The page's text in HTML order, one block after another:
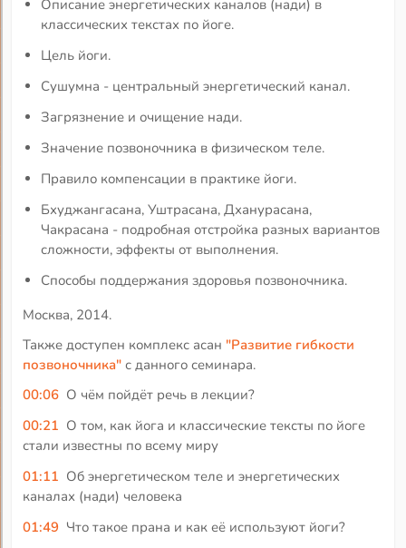
Описание энергетических каналов (нади) в
классических текстах по йоге.
Цель йоги.
Сушумна - центральный энергетический канал.
Загрязнение и очищение нади.
Значение позвоночника в физическом теле.
Правило компенсации в практике йоги.
Бхуджангасана, Уштрасана, Дханурасана,
Чакрасана - подробная отстройка разных вариантов
сложности, эффекты от выполнения.
Способы поддержания здоровья позвоночника.
Москва, 2014.
Также доступен комплекс асан "Развитие гибкости
позвоночника" с данного семинара.
00:06 О чём пойдёт речь в лекции?
00:21 О том, как йога и классические тексты по йоге
стали известны по всему миру
01:11 Об энергетическом теле и энергетических
каналах (нади) человека
01:49 Что такое прана и как её используют йоги?